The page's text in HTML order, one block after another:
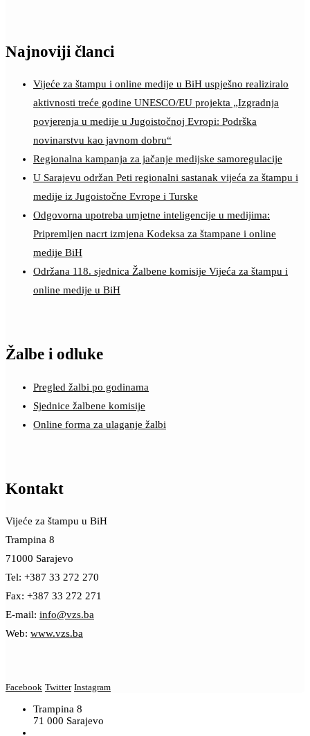
Najnoviji članci
Vijeće za štampu i online medije u BiH uspješno realiziralo
aktivnosti treće godine UNESCO/EU projekta „Izgradnja
povjerenja u medije u Jugoistočnoj Evropi: Podrška
novinarstvu kao javnom dobru“
Regionalna kampanja za jačanje medijske samoregulacije
U Sarajevu održan Peti regionalni sastanak vijeća za štampu i
medije iz Jugoistočne Evrope i Turske
Odgovorna upotreba umjetne inteligencije u medijima:
Pripremljen nacrt izmjena Kodeksa za štampane i online
medije BiH
Održana 118. sjednica Žalbene komisije Vijeća za štampu i
online medije u BiH
Žalbe i odluke
Pregled žalbi po godinama
Sjednice žalbene komisije
Online forma za ulaganje žalbi
Kontakt
Vijeće za štampu u BiH
Trampina 8
71000 Sarajevo
Tel: +387 33 272 270
Fax: +387 33 272 271
E-mail: info@vzs.ba
Web: www.vzs.ba
Facebook Twitter Instagram
Trampina 8
71 000 Sarajevo